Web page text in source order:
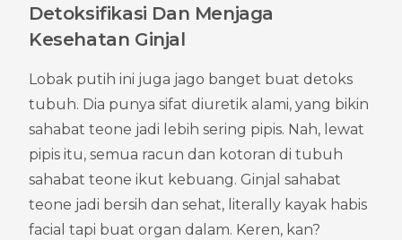
Detoksifikasi Dan Menjaga
Kesehatan Ginjal
Lobak putih ini juga jago banget buat detoks
tubuh. Dia punya sifat diuretik alami, yang bikin
sahabat teone jadi lebih sering pipis. Nah, lewat
pipis itu, semua racun dan kotoran di tubuh
sahabat teone ikut kebuang. Ginjal sahabat
teone jadi bersih dan sehat, literally kayak habis
facial tapi buat organ dalam. Keren, kan?